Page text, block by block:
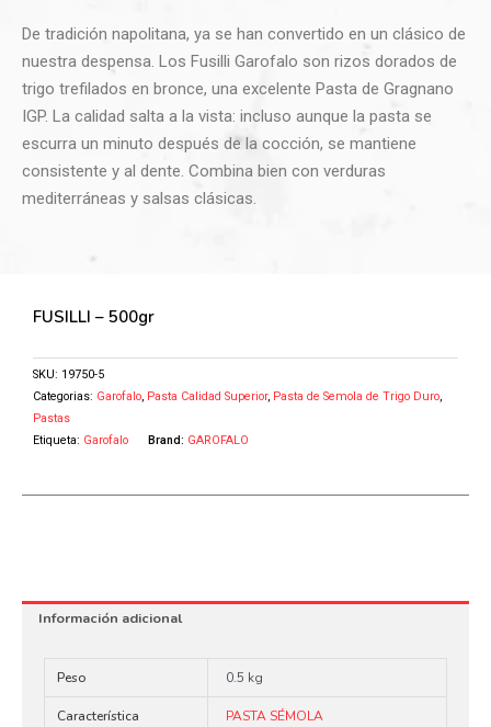
De tradición napolitana, ya se han convertido en un clásico de
nuestra despensa. Los Fusilli Garofalo son rizos dorados de
trigo trefilados en bronce, una excelente Pasta de Gragnano
IGP. La calidad salta a la vista: incluso aunque la pasta se
escurra un minuto después de la cocción, se mantiene
consistente y al dente. Combina bien con verduras
mediterráneas y salsas clásicas.
FUSILLI – 500gr
SKU: 19750-5
Categorias: Garofalo, Pasta Calidad Superior, Pasta de Semola de Trigo Duro,
Pastas
Etiqueta: Garofalo Brand: GAROFALO
Información adicional
Peso 0.5 kg
Característica PASTA SÉMOLA